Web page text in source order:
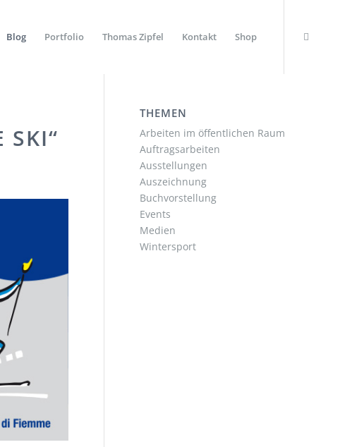
Blog Portfolio Thomas Zipfel Kontakt Shop
SKI“
THEMEN
Arbeiten im öffentlichen Raum
Auftragsarbeiten
Ausstellungen
Auszeichnung
Buchvorstellung
Events
Medien
Wintersport